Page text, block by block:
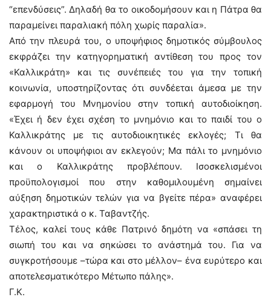
“επενδύσεις”. Δηλαδή θα το οικοδομήσουν και η Πάτρα θα
παραμείνει παραλιακή πόλη χωρίς παραλία».
Από την πλευρά του, ο υποψήφιος δημοτικός σύμβουλος
εκφράζει την κατηγορηματική αντίθεση του προς τον
«Καλλικράτη» και τις συνέπειές του για την τοπική
κοινωνία, υποστηρίζοντας ότι συνδέεται άμεσα με την
εφαρμογή του Μνημονίου στην τοπική αυτοδιοίκηση.
«Έχει ή δεν έχει σχέση το μνημόνιο και το παιδί του ο
Καλλικράτης με τις αυτοδιοικητικές εκλογές; Τι θα
κάνουν οι υποψήφιοι αν εκλεγούν; Μα πάλι το μνημόνιο
και ο Καλλικράτης προβλέπουν. Ισοσκελισμένοι
προϋπολογισμοί που στην καθομιλουμένη σημαίνει
αύξηση δημοτικών τελών για να βγείτε πέρα» αναφέρει
χαρακτηριστικά ο κ. Ταβαντζής.
Τέλος, καλεί τους κάθε Πατρινό δημότη να «σπάσει τη
σιωπή του και να σηκώσει το ανάστημά του. Για να
συγκροτήσουμε –τώρα και στο μέλλον– ένα ευρύτερο και
αποτελεσματικότερο Μέτωπο πάλης».
Γ.Κ.